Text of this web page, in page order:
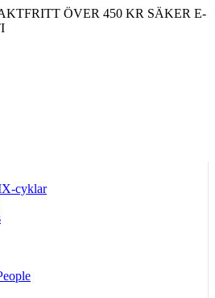
ÖVER 450 KR SÄKER E-
cyklar